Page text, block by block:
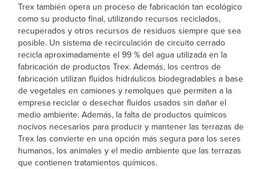
Trex también opera un proceso de fabricación tan ecológico
como su producto final, utilizando recursos reciclados,
recuperados y otros recursos de residuos siempre que sea
posible. Un sistema de recirculación de circuito cerrado
recicla aproximadamente el 99 % del agua utilizada en la
fabricación de productos Trex. Además, los centros de
fabricación utilizan fluidos hidráulicos biodegradables a base
de vegetales en camiones y remolques que permiten a la
empresa reciclar o desechar fluidos usados sin dañar el
medio ambiente. Además, la falta de productos químicos
nocivos necesarios para producir y mantener las terrazas de
Trex las convierte en una opción más segura para los seres
humanos, los animales y el medio ambiente que las terrazas
que contienen tratamientos químicos.